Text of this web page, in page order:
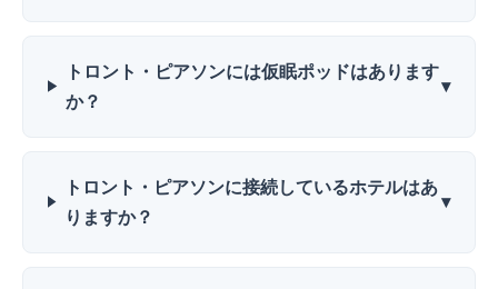
トロント・ピアソンには仮眠ポッドはあります
か？
▾
トロント・ピアソンに接続しているホテルはあ
りますか？
▾